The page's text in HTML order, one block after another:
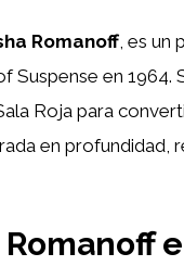
Romanoff , es
Suspense en 1964.
Roja para
en profundidad,